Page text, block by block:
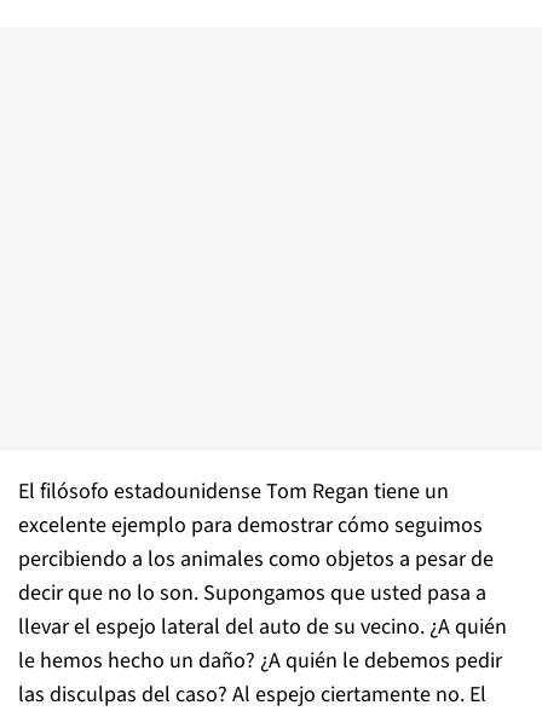
El filósofo estadounidense Tom Regan tiene un
excelente ejemplo para demostrar cómo seguimos
percibiendo a los animales como objetos a pesar de
decir que no lo son. Supongamos que usted pasa a
llevar el espejo lateral del auto de su vecino. ¿A quién
le hemos hecho un daño? ¿A quién le debemos pedir
las disculpas del caso? Al espejo ciertamente no. El